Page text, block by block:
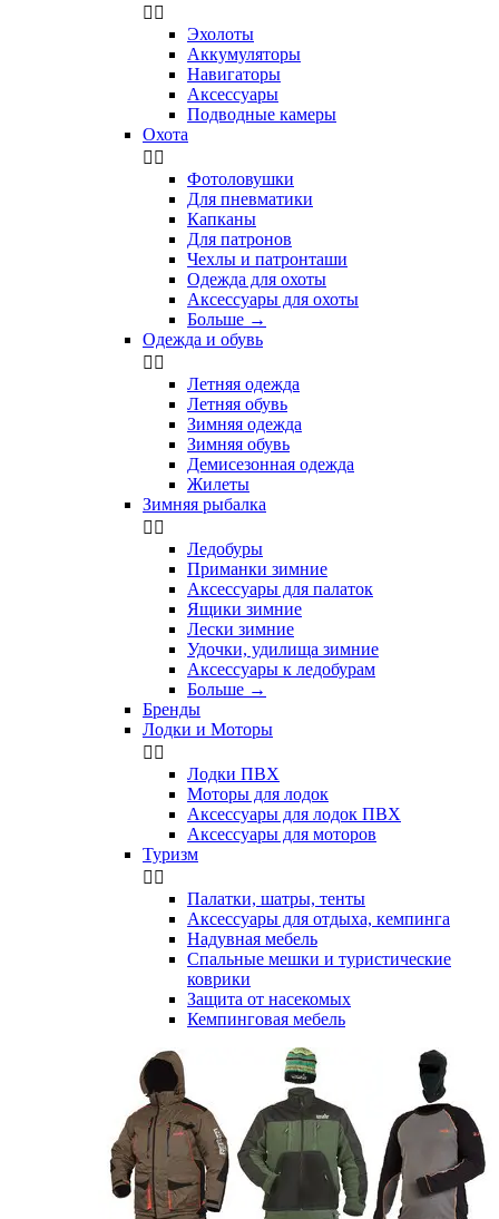
 
Эхолоты
Аккумуляторы
Навигаторы
Аксессуары
Подводные камеры
Охота
 
Фотоловушки
Для пневматики
Капканы
Для патронов
Чехлы и патронташи
Одежда для охоты
Аксессуары для охоты
Больше →
Одежда и обувь
 
Летняя одежда
Летняя обувь
Зимняя одежда
Зимняя обувь
Демисезонная одежда
Жилеты
Зимняя рыбалка
 
Ледобуры
Приманки зимние
Аксессуары для палаток
Ящики зимние
Лески зимние
Удочки, удилища зимние
Аксессуары к ледобурам
Больше →
Бренды
Лодки и Моторы
 
Лодки ПВХ
Моторы для лодок
Аксессуары для лодок ПВХ
Аксессуары для моторов
Туризм
 
Палатки, шатры, тенты
Аксессуары для отдыха, кемпинга
Надувная мебель
Спальные мешки и туристические
коврики
Защита от насекомых
Кемпинговая мебель